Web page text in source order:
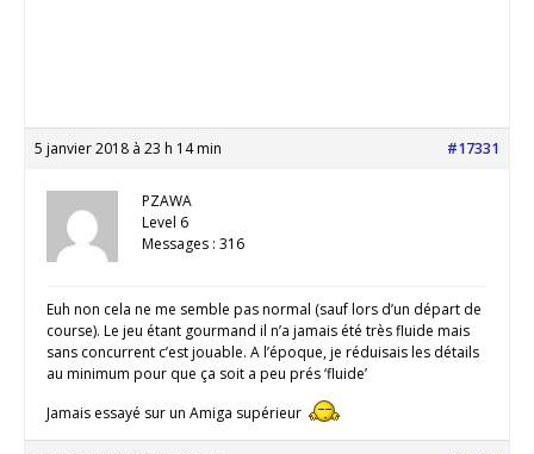
5 janvier 2018 à 23 h 14 min #17331
PZAWA
Level 6
Messages : 316
Euh non cela ne me semble pas normal (sauf lors d’un départ de
course). Le jeu étant gourmand il n’a jamais été très fluide mais
sans concurrent c’est jouable. A l’époque, je réduisais les détails
au minimum pour que ça soit a peu prés ‘fluide’
Jamais essayé sur un Amiga supérieur